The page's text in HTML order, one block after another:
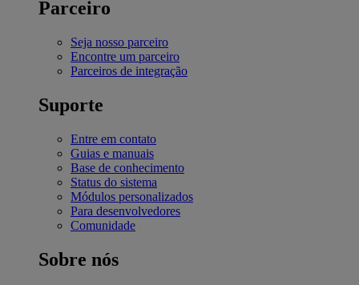
Parceiro
Seja nosso parceiro
Encontre um parceiro
Parceiros de integração
Suporte
Entre em contato
Guias e manuais
Base de conhecimento
Status do sistema
Módulos personalizados
Para desenvolvedores
Comunidade
Sobre nós